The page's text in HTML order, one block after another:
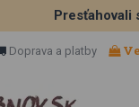
Presťahovali
Doprava a platby